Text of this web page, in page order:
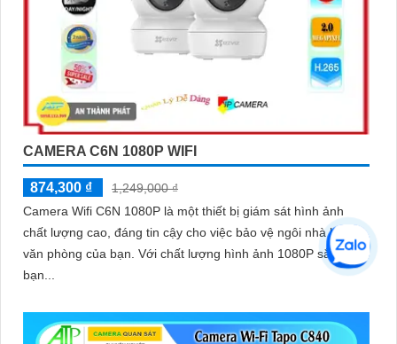
CAMERA C6N 1080P WIFI
874,300 ₫
1,249,000 ₫
Camera Wifi C6N 1080P là một thiết bị giám sát hình ảnh
chất lượng cao, đáng tin cậy cho việc bảo vệ ngôi nhà hoặc
văn phòng của bạn. Với chất lượng hình ảnh 1080P sắc nét,
bạn...